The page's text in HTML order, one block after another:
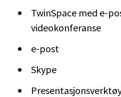
TwinSpace med e-
videokonferanse
e-post
Skype